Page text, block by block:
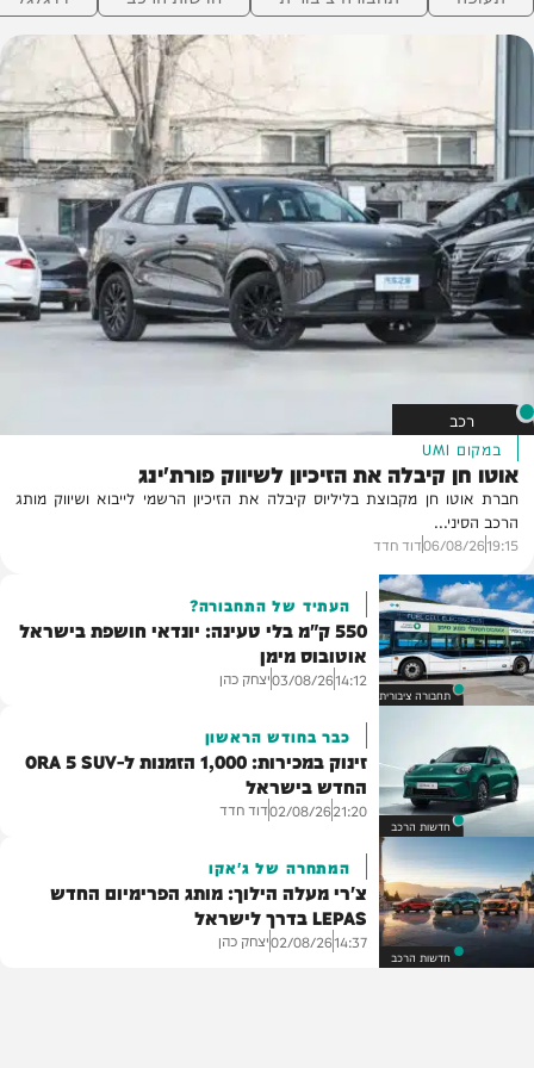
תחבורה ציבורית
העתיד של התחבורה?
550 ק"מ בלי טעינה: יונדאי חושפת בישראל
אוטובוס מימן
14:12
03/08/26יצחק כהן
חדשות הרכב
כבר בחודש הראשון
זינוק במכירות: 1,000 הזמנות ל-ORA 5 SUV
החדש בישראל
21:20
02/08/26דוד חדד
חדשות הרכב
המתחרה של ג'אקו
צ'רי מעלה הילוך: מותג הפרימיום החדש
LEPAS בדרך לישראל
14:37
02/08/26יצחק כהן
רכב
במקום UMI
אוטו חן קיבלה את הזיכיון לשיווק פורת'ינג
חברת אוטו חן מקבוצת בליליוס קיבלה את הזיכיון הרשמי לייבוא ושיווק מותג
הרכב הסיני...
19:15
06/08/26דוד חדד